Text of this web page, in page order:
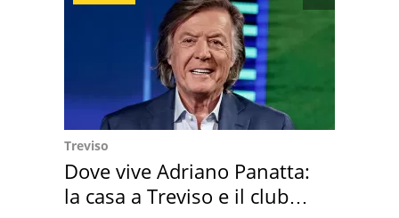
Treviso
Dove vive Adriano Panatta:
la casa a Treviso e il club